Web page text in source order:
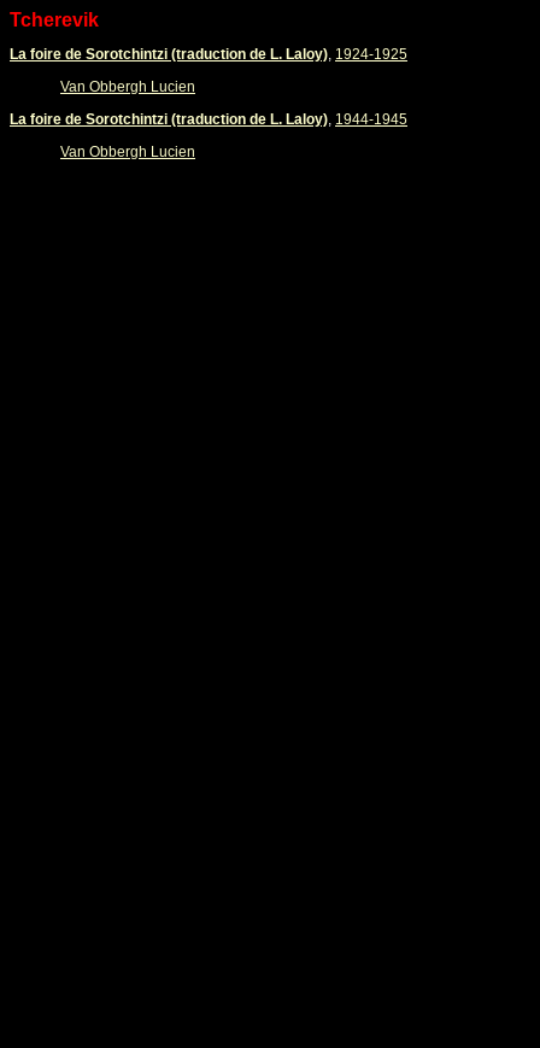
Tcherevik
La foire de Sorotchintzi (traduction de L. Laloy), 1924-1925
Van Obbergh Lucien
La foire de Sorotchintzi (traduction de L. Laloy), 1944-1945
Van Obbergh Lucien